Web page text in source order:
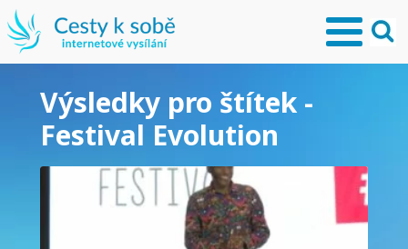
Výsledky pro štítek -
Festival Evolution